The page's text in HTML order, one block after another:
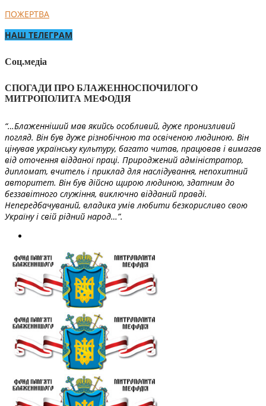
ПОЖЕРТВА
НАШ ТЕЛЕГРАМ
Соц.медіа
СПОГАДИ ПРО БЛАЖЕННОСПОЧИЛОГО
МИТРОПОЛИТА МЕФОДІЯ
“…Блаженніший мав якийсь особливий, дуже пронизливий
погляд. Він був дуже різнобічною та освіченою людиною. Він
цінував українську культуру, багато читав, працював і вимагав
від оточення відданої праці. Природжений адміністратор,
дипломат, вчитель і приклад для наслідування, непохитний
авторитет. Він був дійсно щирою людиною, здатним до
беззавітного служіння, виключно відданий правді.
Непередбачуваний, владика умів любити безкорисливо свою
Україну і свій рідний народ…”.